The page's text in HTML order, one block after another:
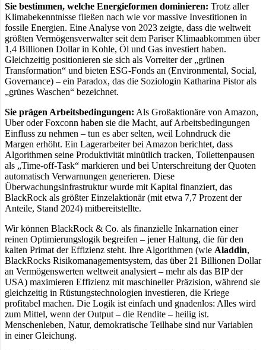
Sie bestimmen, welche Energieformen dominieren: Trotz aller
Klimabekenntnisse fließen nach wie vor massive Investitionen in
fossile Energien. Eine Analyse von 2023 zeigte, dass die weltweit
größten Vermögensverwalter seit dem Pariser Klimaabkommen über
1,4 Billionen Dollar in Kohle, Öl und Gas investiert haben.
Gleichzeitig positionieren sie sich als Vorreiter der „grünen
Transformation“ und bieten ESG-Fonds an (Environmental, Social,
Governance) – ein Paradox, das die Soziologin Katharina Pistor als
„grünes Waschen“ bezeichnet.
Sie prägen Arbeitsbedingungen: Als Großaktionäre von Amazon,
Uber oder Foxconn haben sie die Macht, auf Arbeitsbedingungen
Einfluss zu nehmen – tun es aber selten, weil Lohndruck die
Margen erhöht. Ein Lagerarbeiter bei Amazon berichtet, dass
Algorithmen seine Produktivität minütlich tracken, Toilettenpausen
als „Time-off-Task“ markieren und bei Unterschreitung der Quoten
automatisch Verwarnungen generieren. Diese
Überwachungsinfrastruktur wurde mit Kapital finanziert, das
BlackRock als größter Einzelaktionär (mit etwa 7,7 Prozent der
Anteile, Stand 2024) mitbereitstellte.
Wir können BlackRock & Co. als finanzielle Inkarnation einer
reinen Optimierungslogik begreifen – jener Haltung, die für den
kalten Primat der Effizienz steht. Ihre Algorithmen (wie Aladdin,
BlackRocks Risikomanagementsystem, das über 21 Billionen Dollar
an Vermögenswerten weltweit analysiert – mehr als das BIP der
USA) maximieren Effizienz mit maschineller Präzision, während sie
gleichzeitig in Rüstungstechnologien investieren, die Kriege
profitabel machen. Die Logik ist einfach und gnadenlos: Alles wird
zum Mittel, wenn der Output – die Rendite – heilig ist.
Menschenleben, Natur, demokratische Teilhabe sind nur Variablen
in einer Gleichung.